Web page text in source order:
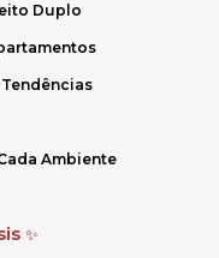
Duplo
Ambiente
✨